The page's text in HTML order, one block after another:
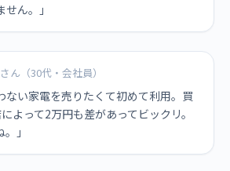
ん。」
ん（30代・会社員）
ない家電を売りたくて初めて利用。買
よって2万円も差があってビックリ。
」